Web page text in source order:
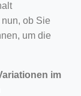
ob Sie
um die
im